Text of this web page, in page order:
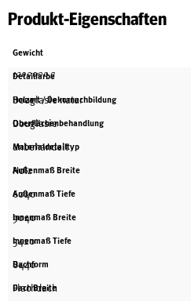
Produkt-Eigenschaften
Gewicht
1200000 g
Detailfarbe
Douglasie natur
Holzart / Dekornachbildung
Douglasie
Oberflächenbehandlung
unbehandelt
Materialdetailtyp
Holz
Außenmaß Breite
6040
Außenmaß Tiefe
9040
Innenmaß Breite
5420
Innenmaß Tiefe
8440
Dachform
Flachdach
Dach Breite